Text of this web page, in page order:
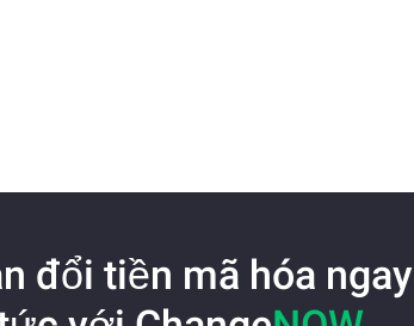
đổi tiền mã hóa ngay